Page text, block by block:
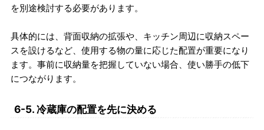
を別途検討する必要があります。
具体的には、背面収納の拡張や、キッチン周辺に収納スペー
スを設けるなど、使用する物の量に応じた配置が重要になり
ます。事前に収納量を把握していない場合、使い勝手の低下
につながります。
6-5. 冷蔵庫の配置を先に決める